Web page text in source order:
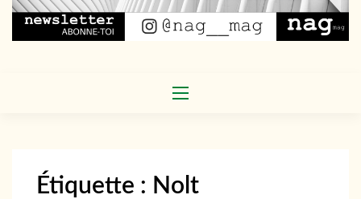
Étiquette : Nolt